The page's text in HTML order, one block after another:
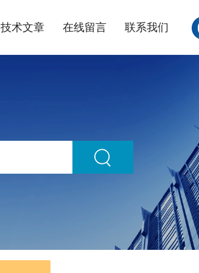
技术文章 在线留言 联系我们